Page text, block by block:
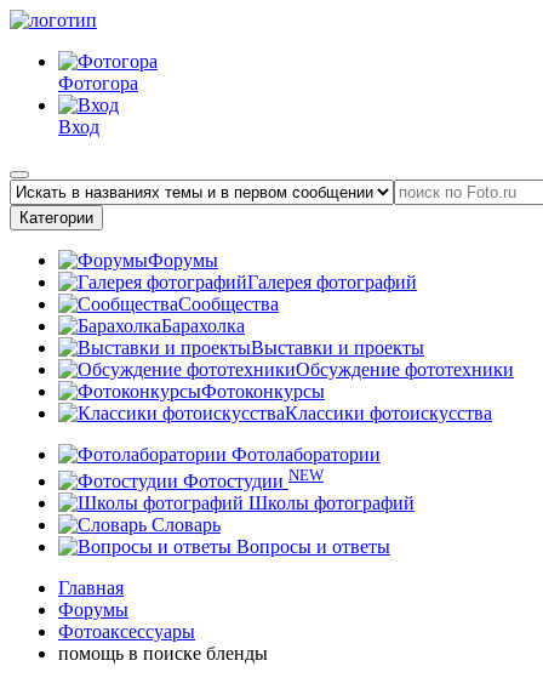
Фотогора
Вход
Категории
Форумы
Галерея фотографий
Сообщества
Барахолка
Выставки и проекты
Обсуждение фототехники
Фотоконкурсы
Классики фотоискусства
Фотолаборатории
Фотостудии NEW
Школы фотографий
Словарь
Вопросы и ответы
Главная
Форумы
Фотоаксессуары
помощь в поиске бленды